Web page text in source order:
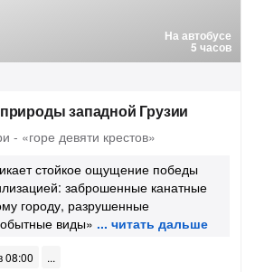
На автобусе
5 часов
западной Грузии
- «горе девяти крестов»
стойкое ощущение победы
заброшенные канатные
городу, разрушенные
виды»
08:00